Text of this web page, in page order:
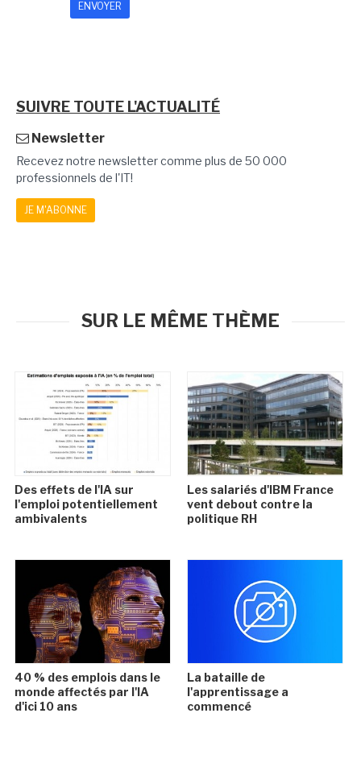
SUIVRE TOUTE L'ACTUALITÉ
Newsletter
Recevez notre newsletter comme plus de 50 000
professionnels de l'IT!
JE M'ABONNE
SUR LE MÊME THÈME
Des effets de l'IA sur
l'emploi potentiellement
ambivalents
Les salariés d'IBM France
vent debout contre la
politique RH
40 % des emplois dans le
monde affectés par l'IA
d'ici 10 ans
La bataille de
l'apprentissage a
commencé